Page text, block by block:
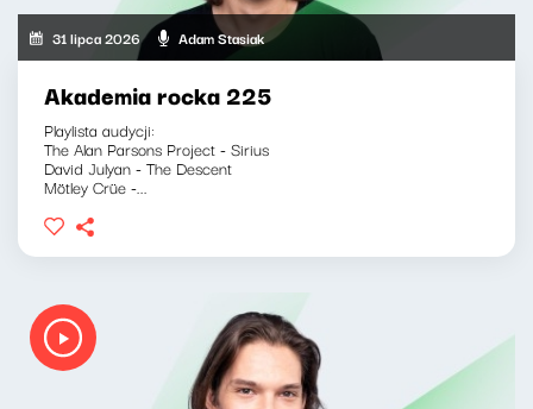
31 lipca 2026 Adam Stasiak
Akademia rocka 225
Playlista audycji:
The Alan Parsons Project - Sirius
David Julyan - The Descent
Mötley Crüe -...